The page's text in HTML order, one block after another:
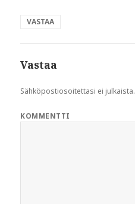
VASTAA
Vastaa
Sähköpostiosoitettasi ei julkaista.
KOMMENTTI